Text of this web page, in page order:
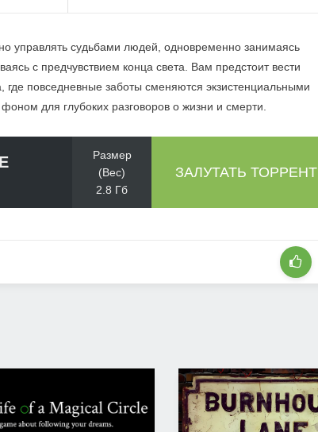
управлять судьбами людей, одновременно занимаясь
с предчувствием конца света. Вам предстоит вести
где повседневные заботы сменяются экзистенциальными
для глубоких разговоров о жизни и смерти.
Размер
(Вес)
2.8 Гб
ЗАЛУТАТЬ ТОРРЕНТ